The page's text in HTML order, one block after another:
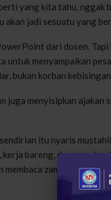
yang kita tahu, nggak
akan jadi sesuatu yang
dari dosen.
untuk menyampaikan
bukan korban
juga menyisipkan ajakan
itu nyaris
bareng, dan nggak
membaca zaman, tahu